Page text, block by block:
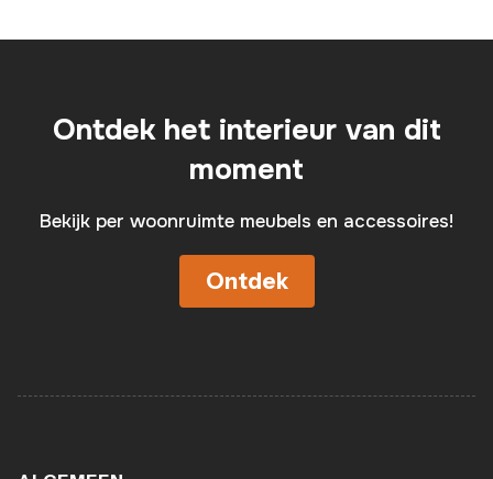
Ontdek het interieur van dit
moment
Bekijk per woonruimte meubels en accessoires!
Ontdek